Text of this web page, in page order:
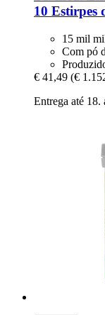
10 Estirpes
15 mil
Com pó
€ 41,49 (€
Entrega até 18.